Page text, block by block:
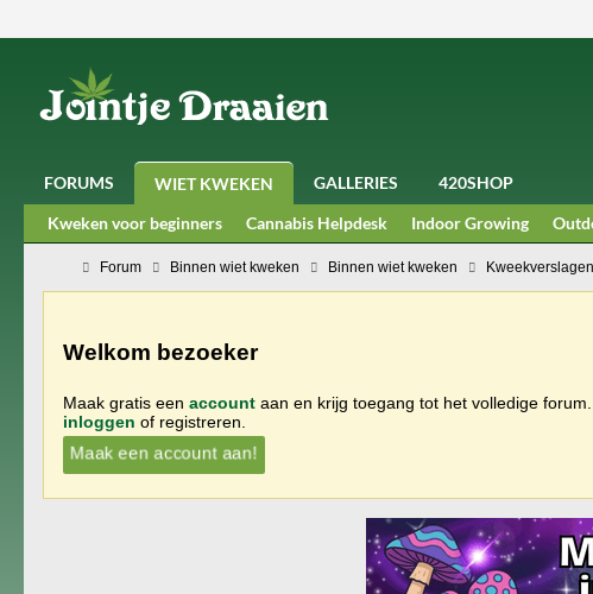
FORUMS WIET KWEKEN GALLERIES
420SHOP
Kweken voor beginners
Cannabis Helpdesk Indoor Growing
Forum Binnen wiet kweken Binnen wiet kweken Kweekverslagen
Welkom bezoeker
Maak gratis een account aan en krijg toegang tot het volledige
inloggen of registreren.
Maak een account aan!